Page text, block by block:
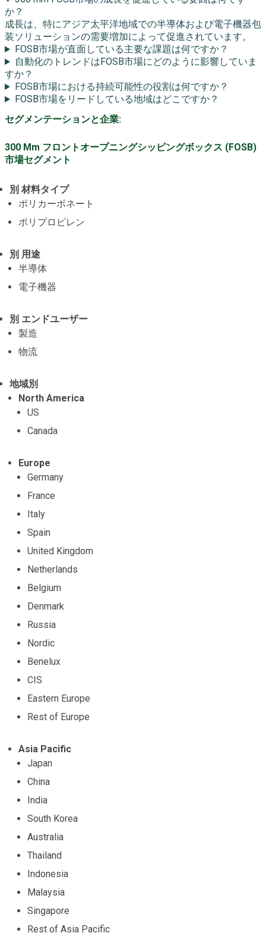
か？
成長は、特にアジア太平洋地域での半導体および電子機器包
装ソリューションの需要増加によって促進されています。
FOSB市場が直面している主要な課題は何ですか？
自動化のトレンドはFOSB市場にどのように影響していま
すか？
FOSB市場における持続可能性の役割は何ですか？
FOSB市場をリードしている地域はどこですか？
セグメンテーションと企業:
300 Mm フロントオープニングシッピングボックス (FOSB)
市場セグメント
別 材料タイプ
ポリカーボネート
ポリプロピレン
別 用途
半導体
電子機器
別 エンドユーザー
製造
物流
地域別
North America
US
Canada
Europe
Germany
France
Italy
Spain
United Kingdom
Netherlands
Belgium
Denmark
Russia
Nordic
Benelux
CIS
Eastern Europe
Rest of Europe
Asia Pacific
Japan
China
India
South Korea
Australia
Thailand
Indonesia
Malaysia
Singapore
Rest of Asia Pacific